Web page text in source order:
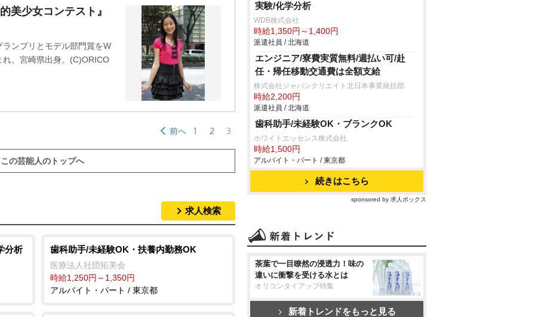
美少女コンテスト』
ンプリとモデル部門賞をW
、宮崎県出身。(C)ORICO
前へ 1 2 3
この芸能人のトップへ
求人検索
分析 歯科助手/未経験OK・扶養内勤務OK
医療法人社団拓美会
時給1,250円～1,350円
アルバイト・パート / 東京都
実験/化学分析
WDB株式会社
時給1,350円～1,400円
派遣社員 / 北海道
エンジニア/寮費実質無料/週払い可/赴
任・帰任移動交通費は全額支給
株式会社ジャパンクリエイト北日本事業統括部
時給2,200円
派遣社員 / 北海道
歯科助手/未経験OK・ブランクOK
ホワイトエッセンス株式会社
時給1,500円
アルバイト・パート / 東京都
続きはこちら
sponsored by 求人ボックス
茶葉で一目瞭然の浸透力！味の
違いに衝撃を受ける水とは
オリコンタイアップ特集
新着トレンドをもっと見る